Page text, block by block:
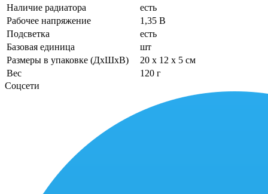
Наличие радиатора
есть
Рабочее напряжение
1,35 В
Подсветка
есть
Базовая единица
шт
Размеры в упаковке (ДхШхВ)
20 x 12 x 5 см
Вес
120 г
Соцсети